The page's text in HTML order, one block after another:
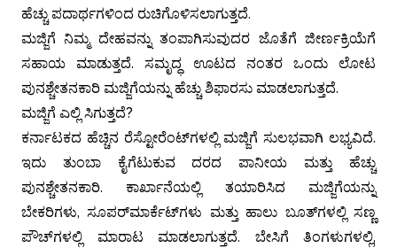
ಹೆಚ್ಚು ಪದಾರ್ಥಗಳಿಂದ ರುಚಿಗೊಳಿಸಲಾಗುತ್ತದೆ.
ಮಜ್ಜಿಗೆ ನಿಮ್ಮ ದೇಹವನ್ನು ತಂಪಾಗಿಸುವುದರ ಜೊತೆಗೆ ಜೀರ್ಣಕ್ರಿಯೆಗೆ
ಸಹಾಯ ಮಾಡುತ್ತದೆ. ಸಮೃದ್ಧ ಊಟದ ನಂತರ ಒಂದು ಲೋಟ
ಪುನಶ್ಚೇತನಕಾರಿ ಮಜ್ಜಿಗೆಯನ್ನು ಹೆಚ್ಚು ಶಿಫಾರಸು ಮಾಡಲಾಗುತ್ತದೆ.
ಮಜ್ಜಿಗೆ ಎಲ್ಲಿ ಸಿಗುತ್ತದೆ?
ಕರ್ನಾಟಕದ ಹೆಚ್ಚಿನ ರೆಸ್ಟೋರೆಂಟ್‌ಗಳಲ್ಲಿ ಮಜ್ಜಿಗೆ ಸುಲಭವಾಗಿ ಲಭ್ಯವಿದೆ.
ಇದು ತುಂಬಾ ಕೈಗೆಟುಕುವ ದರದ ಪಾನೀಯ ಮತ್ತು ಹೆಚ್ಚು
ಪುನಶ್ಚೇತನಕಾರಿ. ಕಾರ್ಖಾನೆಯಲ್ಲಿ ತಯಾರಿಸಿದ ಮಜ್ಜಿಗೆಯನ್ನು
ಬೇಕರಿಗಳು, ಸೂಪರ್‌ಮಾರ್ಕೆಟ್‌ಗಳು ಮತ್ತು ಹಾಲು ಬೂತ್‌ಗಳಲ್ಲಿ ಸಣ್ಣ
ಪೌಚ್‌ಗಳಲ್ಲಿ ಮಾರಾಟ ಮಾಡಲಾಗುತ್ತದೆ. ಬೇಸಿಗೆ ತಿಂಗಳುಗಳಲ್ಲಿ,